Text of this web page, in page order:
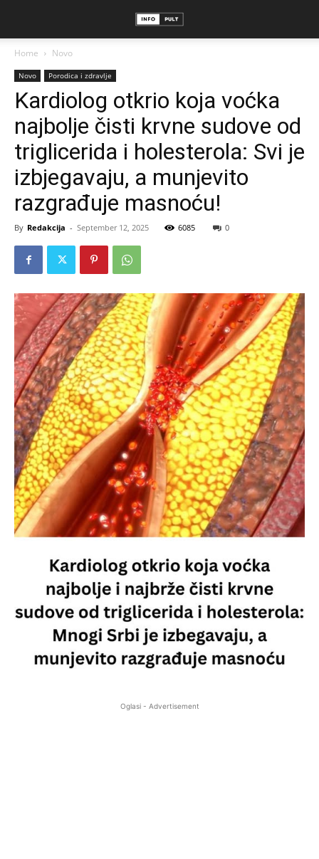
Home Novo
Novo Porodica i zdravlje
Kardiolog otkrio koja voćka
najbolje čisti krvne sudove od
triglicerida i holesterola: Svi je
izbjegavaju, a munjevito
razgrađuje masnoću!
By Redakcija - September 12, 2025 6085 0
Oglasi - Advertisement